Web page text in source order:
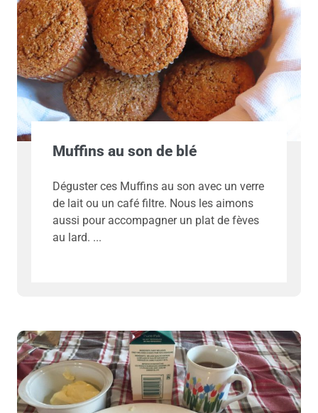
Muffins au son de blé
Déguster ces Muffins au son avec un verre
de lait ou un café filtre. Nous les aimons
aussi pour accompagner un plat de fèves
au lard.